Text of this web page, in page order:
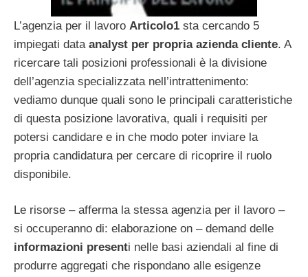
L’agenzia per il lavoro Articolo1 sta cercando 5
impiegati data analyst per propria azienda cliente. A
ricercare tali posizioni professionali è la divisione
dell’agenzia specializzata nell’intrattenimento:
vediamo dunque quali sono le principali caratteristiche
di questa posizione lavorativa, quali i requisiti per
potersi candidare e in che modo poter inviare la
propria candidatura per cercare di ricoprire il ruolo
disponibile.
Le risorse – afferma la stessa agenzia per il lavoro –
si occuperanno di: elaborazione on – demand delle
informazioni presenti nelle basi aziendali al fine di
produrre aggregati che rispondano alle esigenze